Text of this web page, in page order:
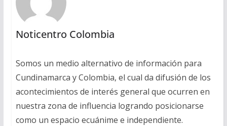
Noticentro Colombia
Somos un medio alternativo de información para
Cundinamarca y Colombia, el cual da difusión de los
acontecimientos de interés general que ocurren en
nuestra zona de influencia logrando posicionarse
como un espacio ecuánime e independiente.